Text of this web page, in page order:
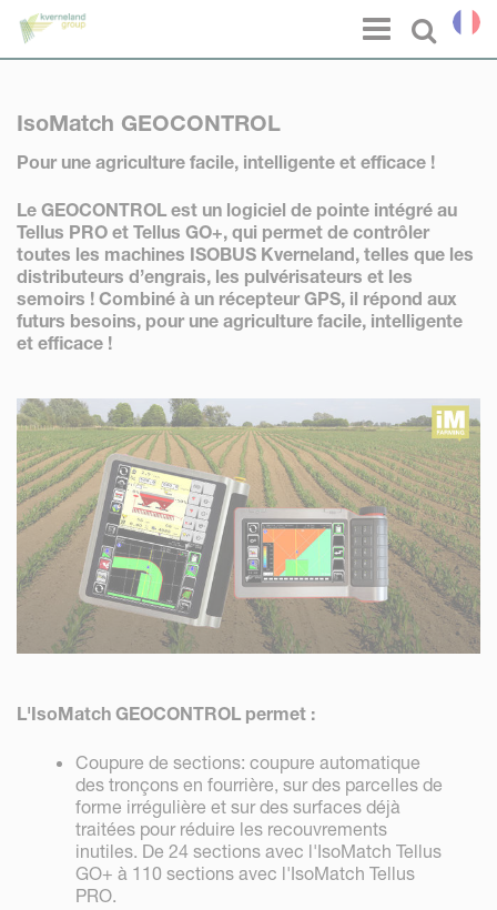
Select
Menu
IsoMatch GEOCONTROL
Pour une agriculture facile, intelligente et efficace !
Le GEOCONTROL est un logiciel de pointe intégré au
Tellus PRO et Tellus GO+, qui permet de contrôler
toutes les machines ISOBUS Kverneland, telles que les
distributeurs d’engrais, les pulvérisateurs et les
semoirs ! Combiné à un récepteur GPS, il répond aux
futurs besoins, pour une agriculture facile, intelligente
et efficace !
L'IsoMatch GEOCONTROL permet :
Coupure de sections: coupure automatique
des tronçons en fourrière, sur des parcelles de
forme irrégulière et sur des surfaces déjà
traitées pour réduire les recouvrements
inutiles. De 24 sections avec l'IsoMatch Tellus
GO+ à 110 sections avec l'IsoMatch Tellus
PRO.
Panneau de gestion des cookies